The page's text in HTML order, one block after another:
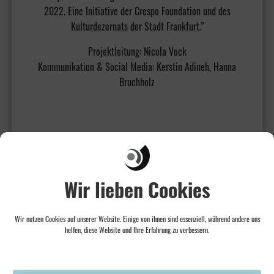
Wir lieben Cookies
Wir nutzen Cookies auf unserer Website. Einige von ihnen sind essenziell, während andere uns
helfen, diese Website und Ihre Erfahrung zu verbessern.
2022. Eine Initiative der Crespo Foundation und des
Kulturdezernats der Stadt Frankfurt."
Projektleitung: Nicola Vock
Kommunikation & Social Media: Kerstin Adineh, Hanna
Bruchholz